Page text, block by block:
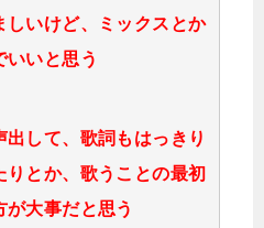
しいけど、ミックスとか
いいと思う
出して、歌詞もはっきり
とか、歌うことの最初
大事だと思う